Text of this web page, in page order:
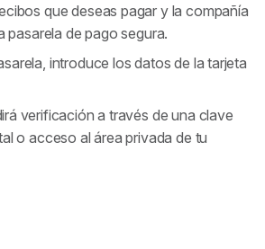
que deseas pagar y la compañía
pasarela de pago segura.
introduce los datos de la tarjeta
verificación a través de una clave
o acceso al área privada de tu